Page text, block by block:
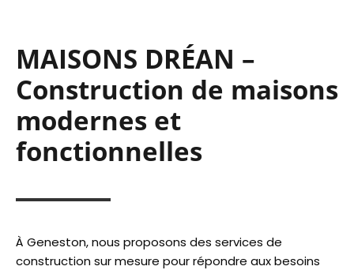
MAISONS DRÉAN –
Construction de maisons
modernes et
fonctionnelles
À Geneston, nous proposons des services de
construction sur mesure pour répondre aux besoins